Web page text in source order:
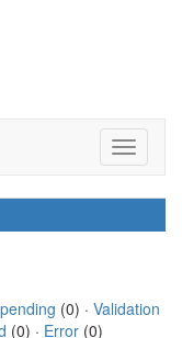
(0) · Validation
(0) · Error (0)